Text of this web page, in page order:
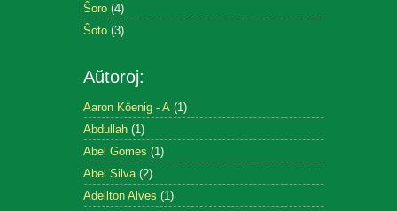
Ŝoro (4)
Ŝoto (3)
Aŭtoroj:
Aaron Köenig - A (1)
Abdullah (1)
Abel Gomes (1)
Abel Silva (2)
Adeilton Alves (1)